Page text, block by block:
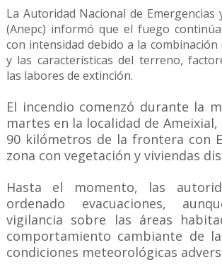
La Autoridad Nacional de Emergencias
(Anepc) informó que el fuego
con intensidad debido a la
y las características del terreno,
las labores de extinción.
El incendio comenzó durante la
martes en la localidad de
90 kilómetros de la frontera con
zona con vegetación y viviendas
Hasta el momento, las
ordenado evacuaciones,
vigilancia sobre las áreas
comportamiento cambiante de
condiciones meteorológicas